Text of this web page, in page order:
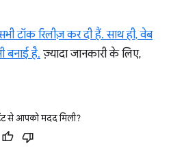
टॉक रिलीज़ कर दी हैं. साथ ही, वेब
बनाई है. ज़्यादा जानकारी के लिए,
से आपको मदद मिली?